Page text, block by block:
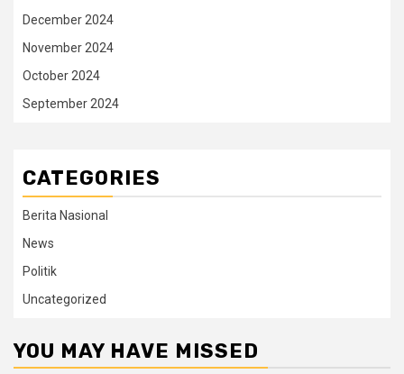
December 2024
November 2024
October 2024
September 2024
CATEGORIES
Berita Nasional
News
Politik
Uncategorized
YOU MAY HAVE MISSED